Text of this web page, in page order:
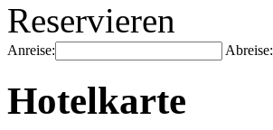
Reservieren
Anreise: Abreise:
Hotelkarte